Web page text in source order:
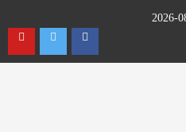
2026-
Facebook
Twitter